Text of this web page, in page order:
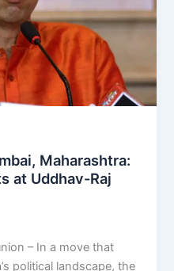
Maharashtra:
at Uddhav-Raj
– In a move that
political landscape, the